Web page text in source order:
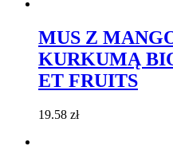
MUS Z
KURKUMĄ
ET FRUITS
19.58 zł